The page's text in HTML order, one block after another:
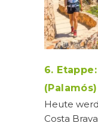
6.
(Palamós)
Heute
Costa